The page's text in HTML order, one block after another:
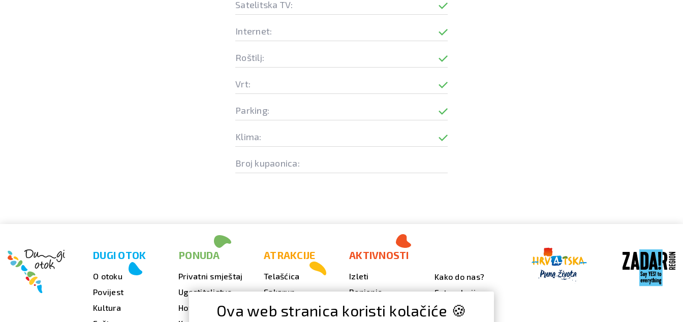
Satelitska TV:
Internet:
Roštilj:
Vrt:
Parking:
Klima:
Broj kupaonica:
DUGI OTOK
O otoku
Povijest
Kultura
PONUDA
Privatni smještaj
Ugostiteljstvo
Hoteli
ATRAKCIJE
Telašćica
Sakarun
Svjetionik Veli Rat
AKTIVNOSTI
Izleti
Ronjenje
Outdoor
Kako do nas?
Fotogalerija
Video galerija
Ova web stranica koristi kolačiće 🍪